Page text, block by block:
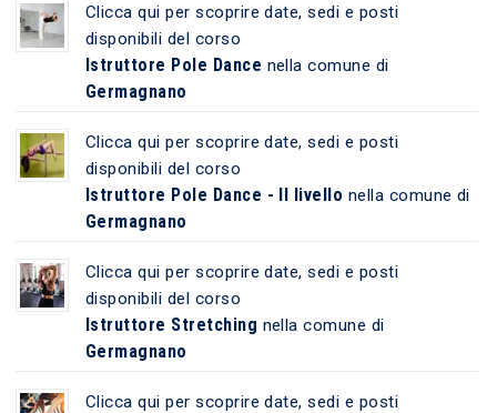
Clicca qui per scoprire date, sedi e posti
disponibili del corso
Istruttore Pole Dance nella comune di
Germagnano
Clicca qui per scoprire date, sedi e posti
disponibili del corso
Istruttore Pole Dance - II livello nella comune di
Germagnano
Clicca qui per scoprire date, sedi e posti
disponibili del corso
Istruttore Stretching nella comune di
Germagnano
Clicca qui per scoprire date, sedi e posti